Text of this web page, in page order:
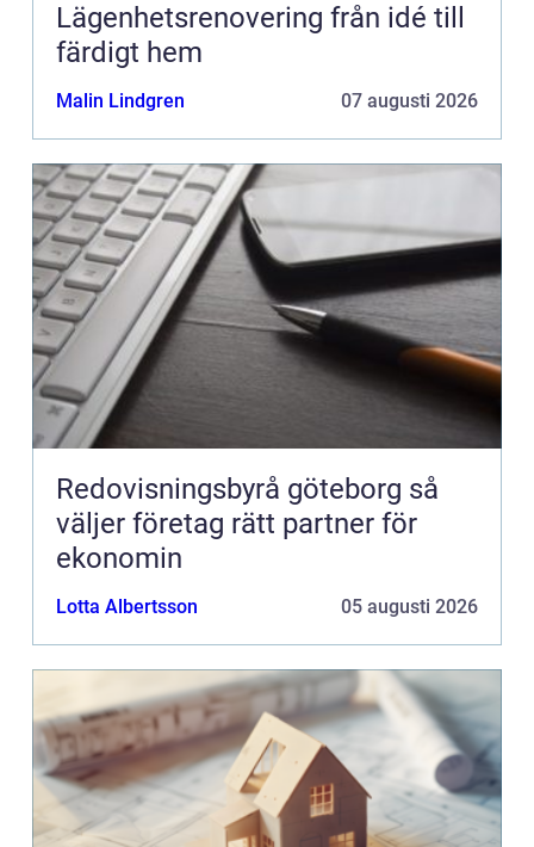
Lägenhetsrenovering från idé till
färdigt hem
Malin Lindgren 07 augusti 2026
Redovisningsbyrå göteborg så
väljer företag rätt partner för
ekonomin
Lotta Albertsson 05 augusti 2026